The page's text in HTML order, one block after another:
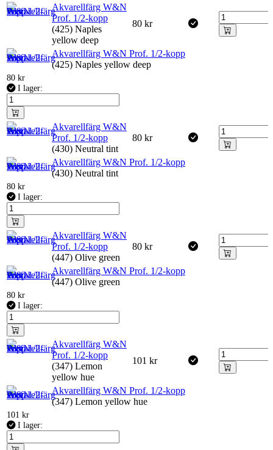
Akvarellfärg W&N
Prof. 1/2-kopp
(425) Naples
yellow deep
80 kr
Akvarellfärg W&N Prof. 1/2-kopp
(425) Naples yellow deep
80 kr
I lager:
Akvarellfärg W&N
Prof. 1/2-kopp
(430) Neutral tint
80 kr
Akvarellfärg W&N Prof. 1/2-kopp
(430) Neutral tint
80 kr
I lager:
Akvarellfärg W&N
Prof. 1/2-kopp
(447) Olive green
80 kr
Akvarellfärg W&N Prof. 1/2-kopp
(447) Olive green
80 kr
I lager:
Akvarellfärg W&N
Prof. 1/2-kopp
(347) Lemon
yellow hue
101 kr
Akvarellfärg W&N Prof. 1/2-kopp
(347) Lemon yellow hue
101 kr
I lager: